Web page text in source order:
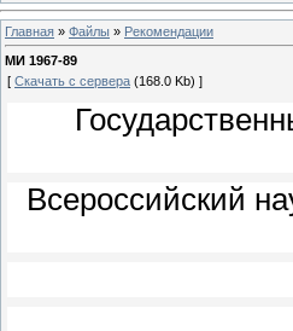
Главная » Файлы » Рекомендации
МИ 1967-89
[ Скачать с сервера (168.0 Kb) ]
Всероссийский